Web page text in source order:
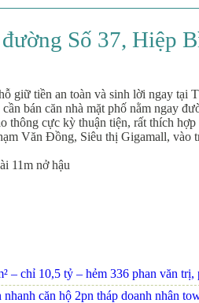
Số 37, Hiệp
giữ tiền an toàn và sinh lời ngay tại
bán căn nhà mặt phố nằm ngay
thông cực kỳ thuận tiện, rất thích
Văn Đồng, Siêu thị Gigamall, vào
11m nở hậu
– chỉ 10,5 tỷ – hẻm 336 phan văn
căn hộ 2pn tháp doanh nhân